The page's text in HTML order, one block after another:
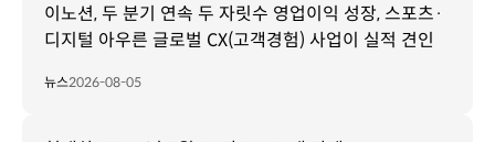
이노션, 두 분기 연속 두 자릿수 영업이익 성장, 스포츠·
디지털 아우른 글로벌 CX(고객경험) 사업이 실적 견인
뉴스2026-08-05